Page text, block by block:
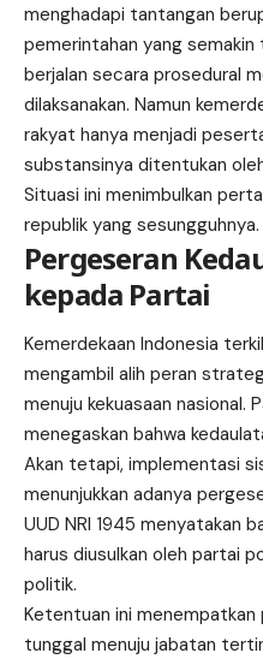
menghadapi tantangan
pemerintahan yang
berjalan secara prosedural
dilaksanakan. Namun
rakyat hanya menjadi
substansinya ditentukan
Situasi ini menimbulkan
republik yang sesungguhnya.
Pergeseran
kepada Partai
Kemerdekaan Indonesia
mengambil alih peran
menuju kekuasaan nasional.
menegaskan bahwa
Akan tetapi, implementasi
menunjukkan adanya
UUD NRI 1945 menyatakan
harus diusulkan oleh partai
politik.
Ketentuan ini
tunggal menuju jabatan